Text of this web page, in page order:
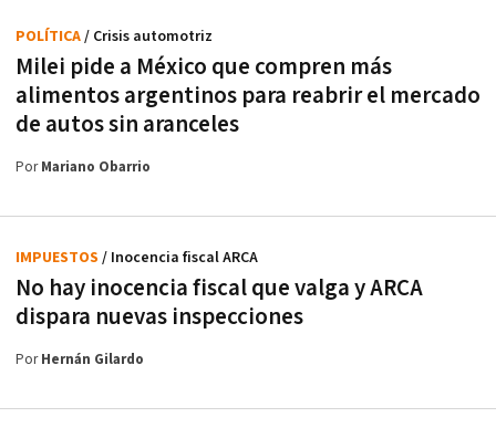
Milei pide a México que compren más
alimentos argentinos para reabrir el mercado
de autos sin aranceles
POLÍTICA/ Crisis automotriz
PorMariano Obarrio
No hay inocencia fiscal que valga y ARCA
dispara nuevas inspecciones
IMPUESTOS / Inocencia fiscal ARCA
PorHernán Gilardo